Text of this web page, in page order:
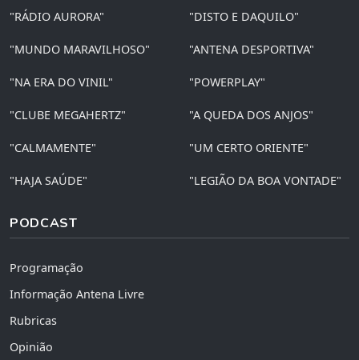
"RÁDIO AURORA" "DISTO E DAQUILO"
"MUNDO MARAVILHOSO" "ANTENA DESPORTIVA"
"NA ERA DO VINIL" "POWERPLAY"
"CLUBE MEGAHERTZ" "A QUEDA DOS ANJOS"
"CALMAMENTE" "UM CERTO ORIENTE"
"HAJA SAÚDE" "LEGIÃO DA BOA VONTADE"
PODCAST
Programação
Informação Antena Livre
Rubricas
Opinião